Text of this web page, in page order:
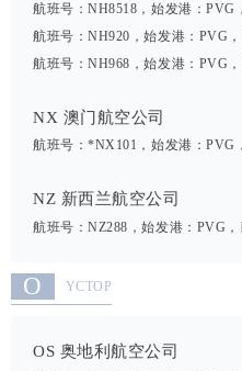
航班号：NH8518，始发港：PVG
航班号：NH920，始发港：PVG
航班号：NH968，始发港：PVG
NX 澳门航空公司
航班号：*NX101，始发港：
NZ 新西兰航空公司
航班号：NZ288，始发港：PVG
O YCTOP
OS 奥地利航空公司